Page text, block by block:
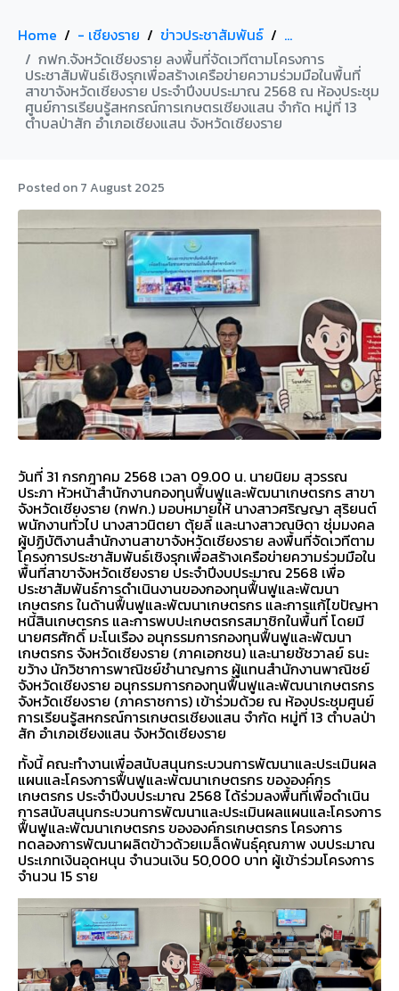
Home - เชียงราย ข่าวประชาสัมพันธ์
...
กฟก.จังหวัดเชียงราย ลงพื้นที่จัดเวทีตามโครงการ
ประชาสัมพันธ์เชิงรุกเพื่อสร้างเครือข่ายความร่วมมือในพื้นที่
สาขาจังหวัดเชียงราย ประจำปีงบประมาณ 2568 ณ ห้องประชุม
ศูนย์การเรียนรู้สหกรณ์การเกษตรเชียงแสน จำกัด หมู่ที่ 13
ตำบลป่าสัก อำเภอเชียงแสน จังหวัดเชียงราย
Posted on7 August 2025
วันที่ 31 กรกฎาคม 2568 เวลา 09.00 น. นายนิยม สุวรรณ
ประภา หัวหน้าสำนักงานกองทุนฟื้นฟูและพัฒนาเกษตรกร สาขา
จังหวัดเชียงราย (กฟก.) มอบหมายให้ นางสาวศริญญา สุริยนต์
พนักงานทั่วไป นางสาวนิตยา ตุ้ยลี้ และนางสาวณษิดา ชุ่มมงคล
ผู้ปฏิบัติงานสำนักงานสาขาจังหวัดเชียงราย ลงพื้นที่จัดเวทีตาม
โครงการประชาสัมพันธ์เชิงรุกเพื่อสร้างเครือข่ายความร่วมมือใน
พื้นที่สาขาจังหวัดเชียงราย ประจำปีงบประมาณ 2568 เพื่อ
ประชาสัมพันธ์การดำเนินงานของกองทุนฟื้นฟูและพัฒนา
เกษตรกร ในด้านฟื้นฟูและพัฒนาเกษตรกร และการแก้ไขปัญหา
หนี้สินเกษตรกร และการพบปะเกษตรกรสมาชิกในพื้นที่ โดยมี
นายศรศักดิ์ มะโนเรือง อนุกรรมการกองทุนฟื้นฟูและพัฒนา
เกษตรกร จังหวัดเชียงราย (ภาคเอกชน) และนายชัชวาลย์ ธนะ
ขว้าง นักวิชาการพาณิชย์ชำนาญการ ผู้แทนสำนักงานพาณิชย์
จังหวัดเชียงราย อนุกรรมการกองทุนฟื้นฟูและพัฒนาเกษตรกร
จังหวัดเชียงราย (ภาคราชการ) เข้าร่วมด้วย ณ ห้องประชุมศูนย์
การเรียนรู้สหกรณ์การเกษตรเชียงแสน จำกัด หมู่ที่ 13 ตำบลป่า
สัก อำเภอเชียงแสน จังหวัดเชียงราย
ทั้งนี้ คณะทำงานเพื่อสนับสนุนกระบวนการพัฒนาและประเมินผล
แผนและโครงการฟื้นฟูและพัฒนาเกษตรกร ขององค์กร
เกษตรกร ประจำปีงบประมาณ 2568 ได้ร่วมลงพื้นที่เพื่อดำเนิน
การสนับสนุนกระบวนการพัฒนาและประเมินผลแผนและโครงการ
ฟื้นฟูและพัฒนาเกษตรกร ขององค์กรเกษตรกร โครงการ
ทดลองการพัฒนาผลิตข้าวด้วยเมล็ดพันธ์ุคุณภาพ งบประมาณ
ประเภทเงินอุดหนุน จำนวนเงิน 50,000 บาท ผู้เข้าร่วมโครงการ
จำนวน 15 ราย